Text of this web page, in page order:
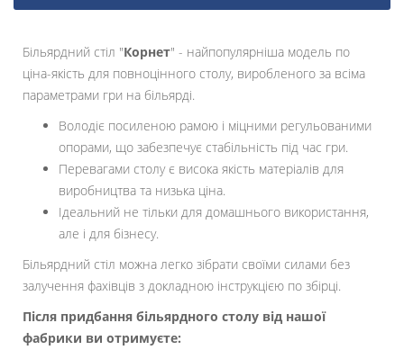
Більярдний стіл "Корнет" - найпопулярніша модель по
ціна-якість для повноцінного столу, виробленого за всіма
параметрами гри на більярді.
Володіє посиленою рамою і міцними регульованими
опорами, що забезпечує стабільність під час гри.
Перевагами столу є висока якість матеріалів для
виробництва та низька ціна.
Ідеальний не тільки для домашнього використання,
але і для бізнесу.
Більярдний стіл можна легко зібрати своїми силами без
залучення фахівців з докладною інструкцією по збірці.
Після придбання більярдного столу від нашої
фабрики ви отримуєте: